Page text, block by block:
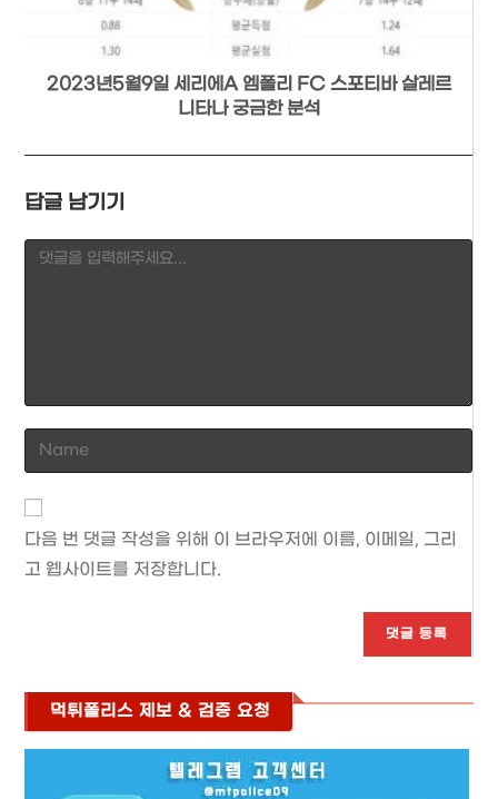
2023년5월9일 세리에A 엠폴리 FC 스포티바 살레르
니타나 궁금한 분석
답글 남기기
Comment
Enter
your
name
username
to
다음 번 댓글 작성을 위해 이 브라우저에 이름, 이메일, 그리
고 웹사이트를 저장합니다.
먹튀폴리스 제보 & 검증 요청